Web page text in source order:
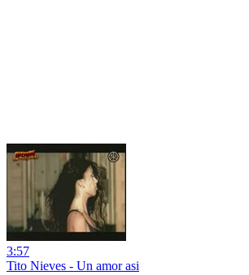
3:57
Tito Nieves - Un amor asi